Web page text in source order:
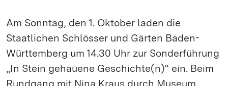
Am Sonntag, den 1. Oktober laden die
Staatlichen Schlösser und Gärten Baden-
Württemberg um 14.30 Uhr zur Sonderführung
„In Stein gehauene Geschichte(n)“ ein. Beim
Rundgang mit Nina Kraus durch Museum,